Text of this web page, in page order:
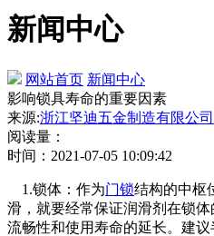
新闻中心
网站首页 新闻中心
影响锁具寿命的重要因素
来源:浙江坚迪五金制造有限公司
阅读量：
时间：2021-07-05 10:09:42
1.锁体：作为门锁结构的中枢
滑，就要经常保证润滑剂在锁
流畅性和使用寿命的延长。建